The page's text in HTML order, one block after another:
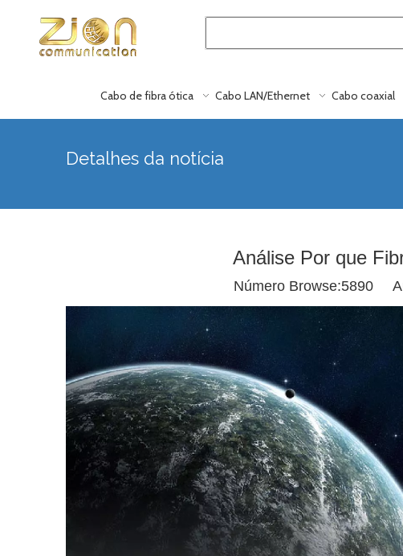
Cabo de fibra ótica Cabo LAN/Ethernet Cabo coaxial
Detalhes da notícia
Análise Por que
Número Browse:5890